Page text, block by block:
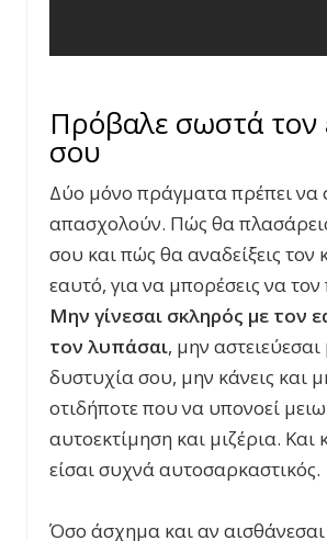
Πρόβαλε σωστά τον
σου
Δύο μόνο πράγματα πρέπει να
απασχολούν. Πώς θα
σου και πώς θα αναδείξεις τον
εαυτό, για να μπορέσεις να
Μην γίνεσαι σκληρός με τον
τον λυπάσαι, μην αστειεύεσαι
δυστυχία σου, μην κάνεις και
οτιδήποτε που να υπονοεί
αυτοεκτίμηση και μιζέρια. Και
είσαι συχνά αυτοσαρκαστικός.
Όσο άσχημα και αν αισθάνεσαι